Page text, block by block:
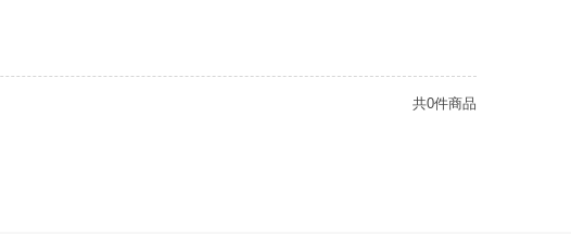
共0件商品